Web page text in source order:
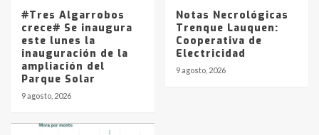
#Tres Algarrobos
crece# Se inaugura
este lunes la
inauguración de la
ampliación del
Parque Solar
9 agosto, 2026
Notas Necrológicas
Trenque Lauquen:
Cooperativa de
Electricidad
9 agosto, 2026